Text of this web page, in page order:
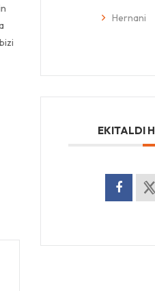
Hernani
EKITALDI